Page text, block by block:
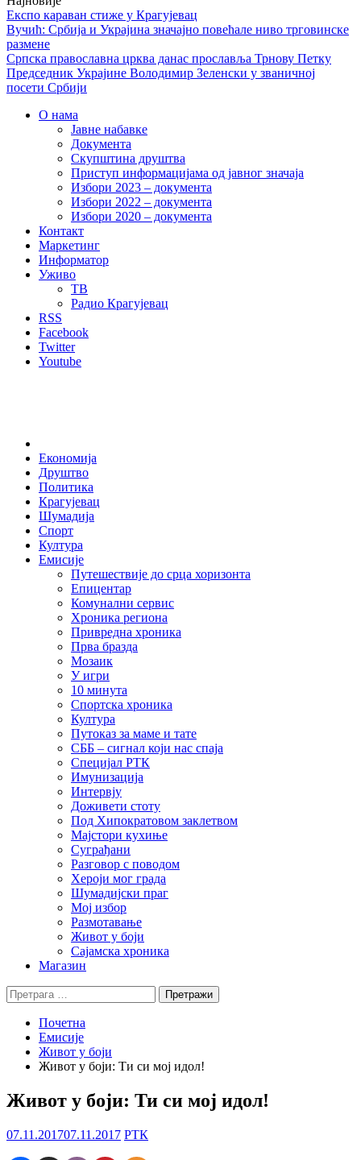
Експо караван стиже у Крагујевац
Вучић: Србија и Украјина значајно повећале ниво трговинске
размене
Српска православна црква данас прославља Трнову Петку
Председник Украјине Володимир Зеленски у званичној
посети Србији
О нама
Јавне набавке
Документа
Скупштина друштва
Приступ информацијама од јавног значаја
Избори 2023 – документа
Избори 2022 – документа
Избори 2020 – документа
Контакт
Маркетинг
Информатор
Уживо
ТВ
Радио Крагујевац
RSS
Facebook
Twitter
Youtube
Економија
Друштво
Политика
Крагујевац
Шумадија
Спорт
Култура
Емисије
Путешествије до срца хоризонта
Епицентар
Комунални сервис
Хроника региона
Привредна хроника
Прва бразда
Мозаик
У игри
10 минута
Спортска хроника
Култура
Путоказ за маме и тате
СББ – сигнал који нас спаја
Специјал РТК
Имунизација
Интервју
Доживети стоту
Под Хипократовом заклетвом
Мајстори кухиње
Суграђани
Разговор с поводом
Хероји мог града
Шумадијски праг
Мој избор
Размотавање
Живот у боји
Сајамска хроника
Магазин
Претрага
за:
Почетна
Емисије
Живот у боји
Живот у боји: Ти си мој идол!
Живот у боји: Ти си мој идол!
07.11.201707.11.2017 РТК